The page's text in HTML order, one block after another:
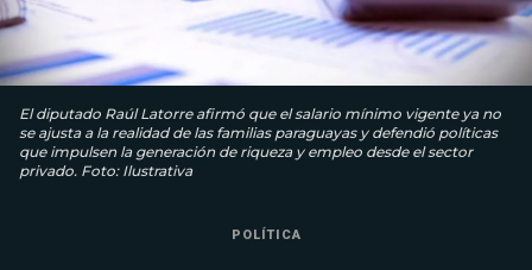
El diputado Raúl Latorre afirmó que el salario mínimo vigente ya no
se ajusta a la realidad de las familias paraguayas y defendió políticas
que impulsen la generación de riqueza y empleo desde el sector
privado. Foto: Ilustrativa
POLÍTICA